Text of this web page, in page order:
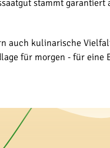
stammt
auch kulinarische
für morgen - für eine